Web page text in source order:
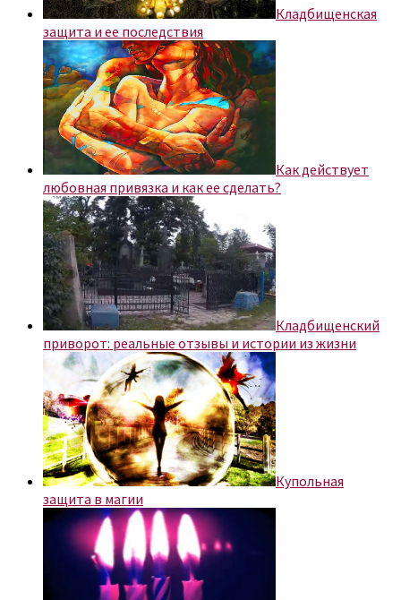
Кладбищенская
защита и ее последствия
Как действует
любовная привязка и как ее сделать?
Кладбищенский
приворот: реальные отзывы и истории из жизни
Купольная
защита в магии